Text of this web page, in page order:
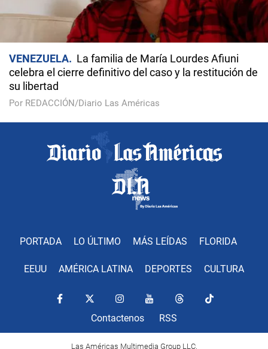
VENEZUELA
La familia de María Lourdes Afiuni
celebra el cierre definitivo del caso y la restitución de
su libertad
Por REDACCIÓN/Diario Las Américas
PORTADA LO ÚLTIMO MÁS LEÍDAS FLORIDA
EEUU AMÉRICA LATINA DEPORTES CULTURA
Contactenos RSS
Las Américas Multimedia Group LLC.